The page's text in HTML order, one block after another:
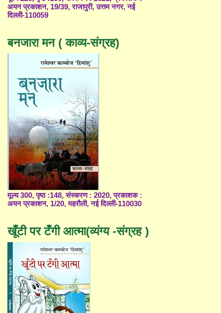
अयन प्रकाशन, 19/39, राजापुरी, उत्तम नगर, नई
दिल्ली-110059
बनजारा मन ( काव्य-संग्रह)
मूल्य 300, पृष्ठ :148, संस्करण : 2020, प्रकाशक :
अयन प्रकाशन, 1/20, महरौली, नई दिल्ली-110030
खूँटी पर टँगी आत्मा(व्यंग्य -संग्रह )